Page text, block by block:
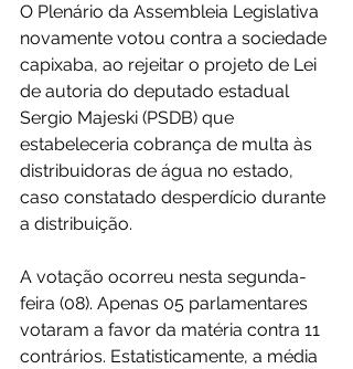
O Plenário da Assembleia Legislativa
novamente votou contra a sociedade
capixaba, ao rejeitar o projeto de Lei
de autoria do deputado estadual
Sergio Majeski (PSDB) que
estabeleceria cobrança de multa às
distribuidoras de água no estado,
caso constatado desperdício durante
a distribuição.
A votação ocorreu nesta segunda-
feira (08). Apenas 05 parlamentares
votaram a favor da matéria contra 11
contrários. Estatisticamente, a média